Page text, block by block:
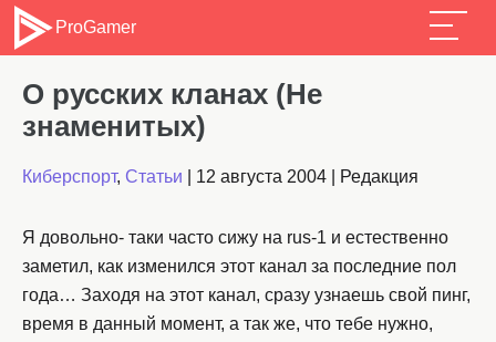
ProGamer
О русских кланах (Не
знаменитых)
Киберспорт, Статьи 12 августа 2004 Редакция
Я довольно- таки часто сижу на rus-1 и естественно
заметил, как изменился этот канал за последние пол
года… Заходя на этот канал, сразу узнаешь свой пинг,
время в данный момент, а так же, что тебе нужно,